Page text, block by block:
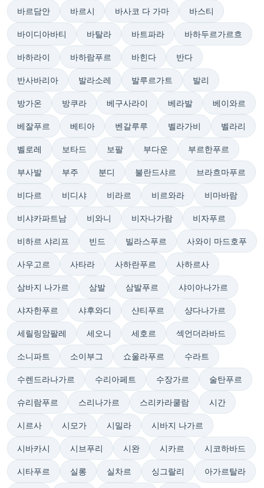
바르담안 바르시 바사코 다 가마 바스티
바이디아바티 바탈라 바트파라 바하두르가르흐
바하라이 바하람푸르 바힌다 반다
반사바리아 발라소레 발루르가트 발리
방가온 방쿠라 베구사라이 베라발 베이와르
베잘푸르 베티아 벤갈루루 벨라가비 벨라리
벨로레 보타드 보팔 부다운 부르한푸르
부사발 부주 분디 불란드샤르 브라흐마푸르
비다르 비디샤 비라르 비르와라 비마바람
비샤카파트남 비와니 비자나가람 비자푸르
비하르 샤리프 빈드 빌라스푸르 사와이 마드호푸
사우고르 사타라 사하란푸르 사하르사
삼바지 나가르 삼발 삼발푸르 샤이아나가르
샤자한푸르 샤후와디 샨티푸르 샹다나가르
세릴링암팔레 세오니 세호르 섹언더라바드
소니파트 소이부그 쇼울라푸르 수라트
수렌드라나가르 수리아페트 수장가르 술탄푸르
슈리람푸르 스리나가르 스리카라쿨람 시간
시르사 시모가 시밀라 시바지 나가르
시바카시 시브푸리 시완 시카르 시코하바드
시타푸르 실롱 실차르 싱그랄리 아가르탈라